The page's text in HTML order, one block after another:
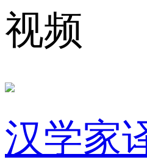
视频
汉学家